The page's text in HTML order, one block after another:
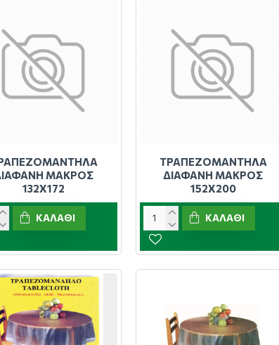
ΜΑΚΡΟΣ
132Χ172
ΚΑΛΆΘΙ
ΤΡΑΠΕΖΟΜΑΝΤΗΛΑ
ΔΙΑΦΑΝΗ ΜΑΚΡΟΣ
152Χ200
ΚΑΛΆΘΙ